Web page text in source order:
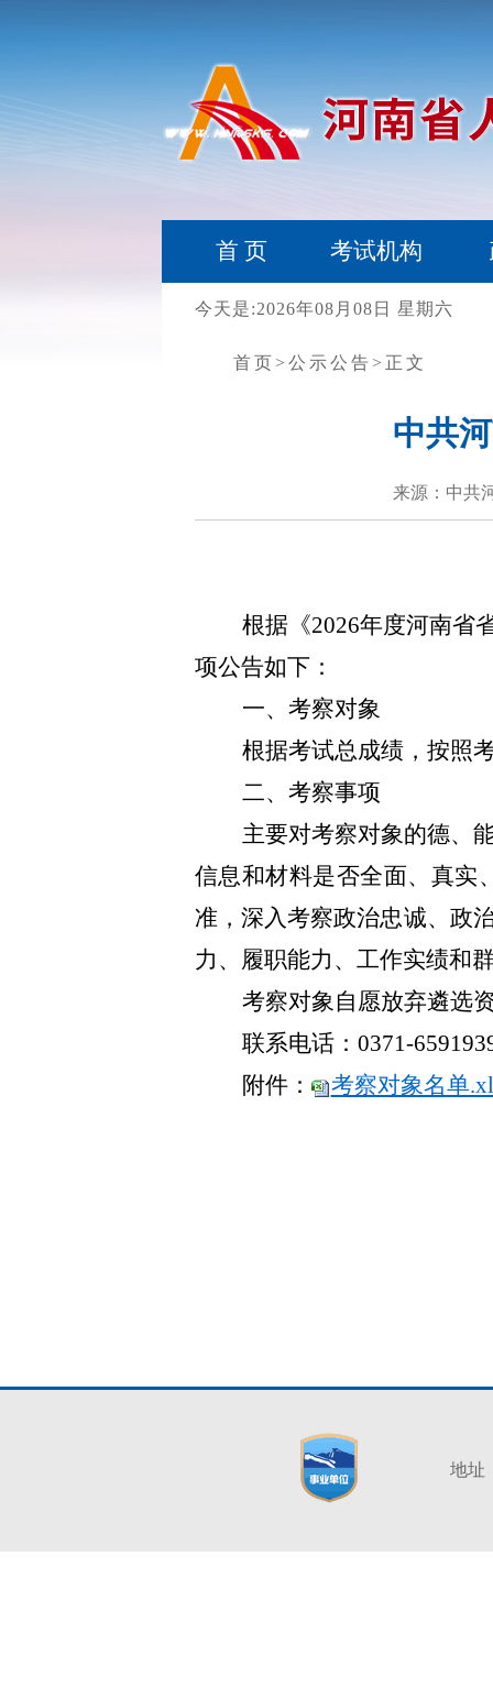
首 页 考试机构
今天是:2026年08月08日 星期六
首页 >公示公告 >正文
中共
来源：中共
根据《2026年度河南省
项公告如下：
一、考察对象
根据考试总成绩，按照
二、考察事项
主要对考察对象的德、
信息和材料是否全面、真实
准，深入考察政治忠诚、政
力、履职能力、工作实绩和
考察对象自愿放弃遴选
联系电话：0371-
附件：
考察对象名单
地址